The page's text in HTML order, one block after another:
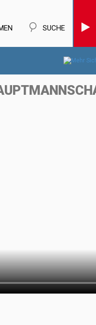
SUCHE